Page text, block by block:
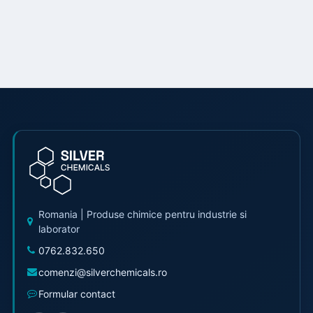
Romania | Produse chimice pentru industrie si
laborator
0762.832.650
comenzi@silverchemicals.ro
Formular contact